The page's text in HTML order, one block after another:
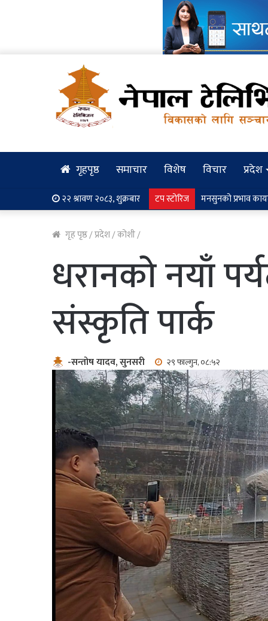
गृहपृष्ठ समाचार विशेष विचार प्रदेश
२२ श्रावण २०८३, शुक्रबार टप स्टोरिज प्रतिनिधिसभाको बैठक
गृह पृष्ठ/प्रदेश/कोशी/
धरानको नयाँ
संस्कृति पार्क
-सन्तोष यादव, सुनसरी २९ फाल्गुन, ०८:५२